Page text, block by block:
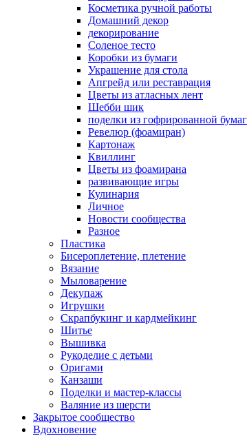
Косметика ручной работы
Домашний декор
декорирование
Соленое тесто
Коробки из бумаги
Украшение для стола
Апгрейд или реставрация
Цветы из атласных лент
Шебби шик
поделки из гофрированной
Ревелюр (фоамиран)
Картонаж
Квиллинг
Цветы из фоамирана
развивающие игры
Кулинария
Личное
Новости сообщества
Разное
Пластика
Бисероплетение, плетение
Вязание
Мыловарение
Декупаж
Игрушки
Скрапбукинг и кардмейкинг
Шитье
Вышивка
Рукоделие с детьми
Оригами
Канзаши
Поделки и мастер-классы
Валяние из шерсти
Закрытое сообщество
Вдохновение